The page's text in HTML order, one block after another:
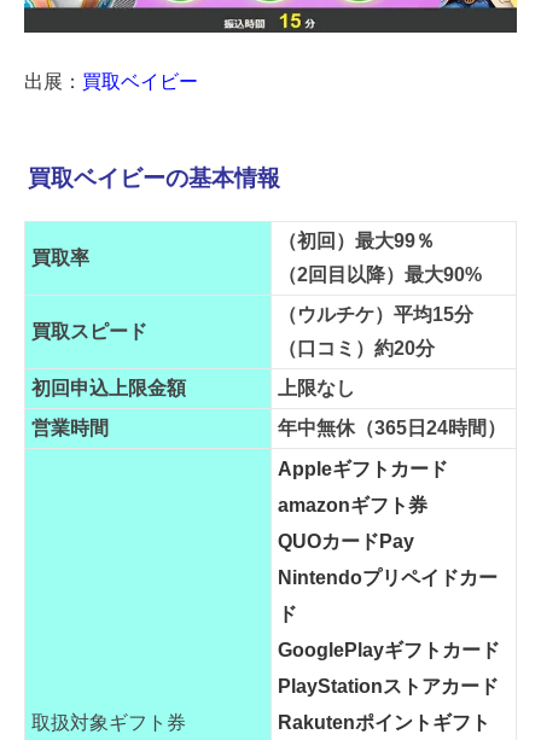
出展： 買取ベイビー
買取ベイビーの基本情報
買取率
（初回）最大99％
（2回目以降）最大90%
買取スピード
（ウルチケ）平均15分
（口コミ）約20分
初回申込上限金額
上限なし
営業時間
年中無休（365日24時間）
取扱対象ギフト券
Appleギフトカード
amazonギフト券
QUOカードPay
Nintendoプリペイドカー
ド
GooglePlayギフトカード
PlayStationストアカード
Rakutenポイントギフト